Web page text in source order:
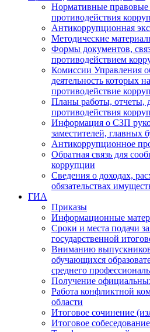
Нормативные
противодействия
Антикоррупционная
Методические
Формы документов,
противодействием
Комиссии Управления
деятельность которых
противодействие
Планы работы, отчеты,
противодействия
Информация о СЗП
заместителей, главных
Антикоррупционное
Обратная связь для
коррупции
Сведения о доходах,
обязательствах
ГИА
Приказы
Информационные
Сроки и места подачи
государственной
Вниманию
обучающихся
среднего
Получение
Работа конфликтной
области
Итоговое сочинение
Итоговое